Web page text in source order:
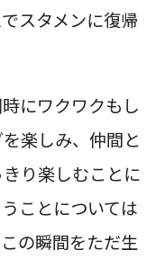
スタメンに復帰
にワクワクもし
楽しみ、仲間と
り楽しむことに
ことについては
の瞬間をただ生